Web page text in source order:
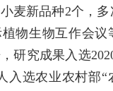
麦新品种2个，
物生物互作会议
研究成果入选
入选农业农村部“